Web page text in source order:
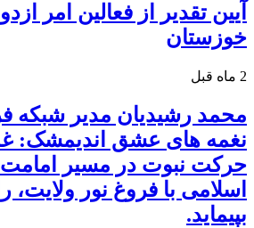
آیین تقدیر از فعالین امر
خوزستان
2 ماه قبل
محمد رشیدیان مدیر شبکه
نغمه های عشق اندیمشک:
حرکت نبوت در مسیر
اسلامی با فروغ نور ولایت،
بپیماید.